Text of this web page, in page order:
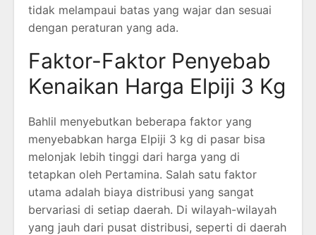
tidak melampaui batas yang wajar dan sesuai
dengan peraturan yang ada.
Faktor-Faktor Penyebab
Kenaikan Harga Elpiji 3 Kg
Bahlil menyebutkan beberapa faktor yang
menyebabkan harga Elpiji 3 kg di pasar bisa
melonjak lebih tinggi dari harga yang di
tetapkan oleh Pertamina. Salah satu faktor
utama adalah biaya distribusi yang sangat
bervariasi di setiap daerah. Di wilayah-wilayah
yang jauh dari pusat distribusi, seperti di daerah